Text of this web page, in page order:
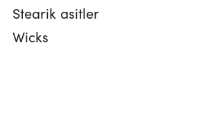
Stearik asitler
Wicks